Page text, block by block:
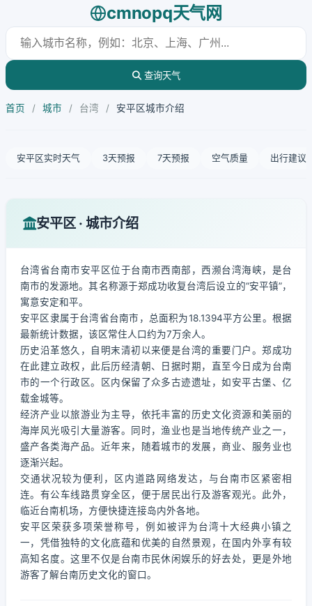
cmnopq天气网
查询天气
首页 / 城市 / 台湾 / 安平区城市介绍
安平区实时天气 3天预报 7天预报 空气质量 出行建议
安平区 · 城市介绍
台湾省台南市安平区位于台南市西南部，西濒台湾海峡，是台
南市的发源地。其名称源于郑成功收复台湾后设立的“安平镇”，
寓意安定和平。
安平区隶属于台湾省台南市，总面积为18.1394平方公里。根据
最新统计数据，该区常住人口约为7万余人。
历史沿革悠久，自明末清初以来便是台湾的重要门户。郑成功
在此建立政权，此后历经清朝、日据时期，直至今日成为台南
市的一个行政区。区内保留了众多古迹遗址，如安平古堡、亿
载金城等。
经济产业以旅游业为主导，依托丰富的历史文化资源和美丽的
海岸风光吸引大量游客。同时，渔业也是当地传统产业之一，
盛产各类海产品。近年来，随着城市的发展，商业、服务业也
逐渐兴起。
交通状况较为便利，区内道路网络发达，与台南市区紧密相
连。有公车线路贯穿全区，便于居民出行及游客观光。此外，
临近台南机场，方便快捷连接岛内外各地。
安平区荣获多项荣誉称号，例如被评为台湾十大经典小镇之
一，凭借独特的文化底蕴和优美的自然景观，在国内外享有较
高知名度。这里不仅是台南市民休闲娱乐的好去处，更是外地
游客了解台南历史文化的窗口。